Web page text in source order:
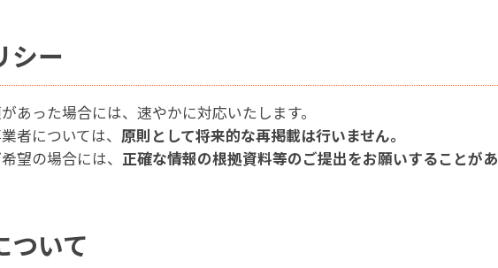
シー
あった場合には、速やかに対応いたします。
者については、 原則として将来的な再掲載は行いません。
望の場合には、 正確な情報の根拠資料等のご提出をお願いすることがあ
ついて